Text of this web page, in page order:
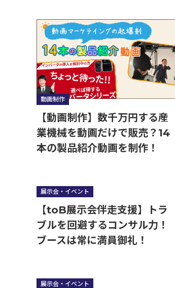
動画制作
【動画制作】数千万円する産
業機械を動画だけで販売？14
本の製品紹介動画を制作！
展示会・イベント
【toB展示会伴走支援】トラ
ブルを回避するコンサル力！
ブースは常に満員御礼！
展示会・イベント